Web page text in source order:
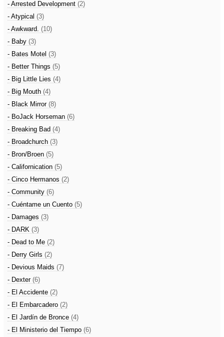
- Arrested Development (2)
- Atypical (3)
- Awkward. (10)
- Baby (3)
- Bates Motel (3)
- Better Things (5)
- Big Little Lies (4)
- Big Mouth (4)
- Black Mirror (8)
- BoJack Horseman (6)
- Breaking Bad (4)
- Broadchurch (3)
- Bron/Broen (5)
- Californication (5)
- Cinco Hermanos (2)
- Community (6)
- Cuéntame un Cuento (5)
- Damages (3)
- DARK (3)
- Dead to Me (2)
- Derry Girls (2)
- Devious Maids (7)
- Dexter (6)
- El Accidente (2)
- El Embarcadero (2)
- El Jardín de Bronce (4)
- El Ministerio del Tiempo (6)